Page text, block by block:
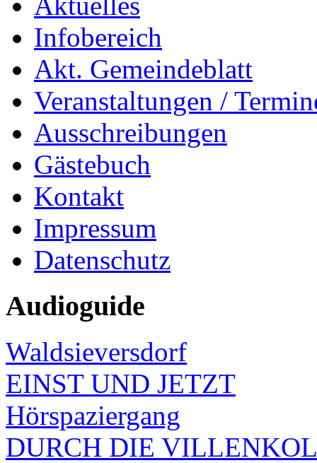
Infobereich
Akt. Gemeindeblatt
Veranstaltungen /
Ausschreibungen
Gästebuch
Kontakt
Impressum
Datenschutz
Audioguide
Waldsieversdorf
EINST UND JETZT
Hörspaziergang
DURCH DIE